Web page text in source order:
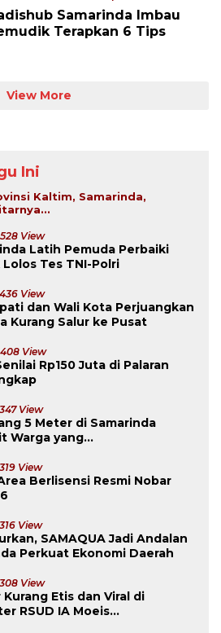
Samarinda Imbau
Terapkan 6 Tips
View More
Ini
Kaltim, Samarinda,
528 View
Latih Pemuda Perbaiki
Tes TNI-Polri
436 View
dan Wali Kota Perjuangkan
Kurang Salur ke Pusat
408 View
Rp150 Juta di Palaran
347 View
5 Meter di Samarinda
Warga yang
319 View
Berlisensi Resmi Nobar
316 View
SAMAQUA Jadi Andalan
Perkuat Ekonomi Daerah
308 View
Etis dan Viral di
RSUD IA Moeis